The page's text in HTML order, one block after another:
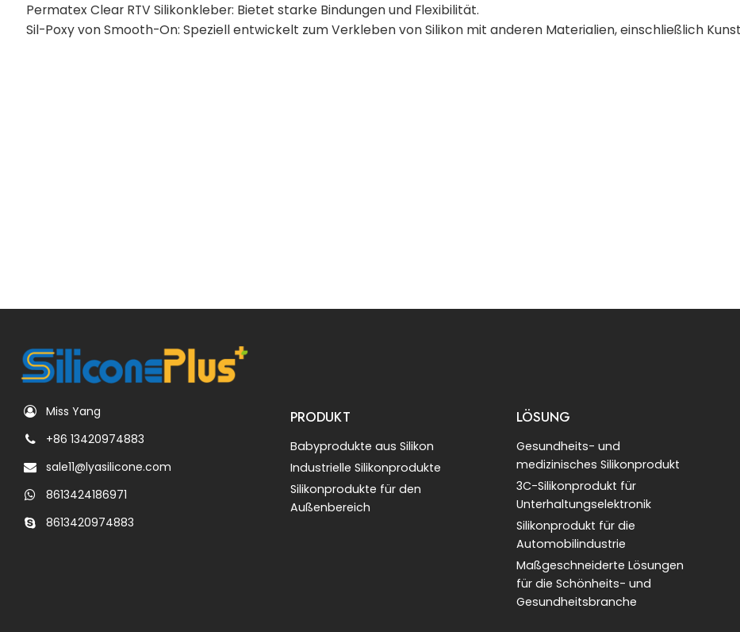
Permatex Clear RTV Silikonkleber: Bietet starke Bindungen und Flexibilität.
Sil-Poxy von Smooth-On: Speziell entwickelt zum Verkleben von Silikon mit anderen Materialien, einschließlich
Miss Yang
+86 13420974883
sale11@lyasilicone.com
8613424186971
8613420974883
PRODUKT
Babyprodukte aus Silikon
Industrielle Silikonprodukte
Silikonprodukte für den
Außenbereich
LÖSUNG
Gesundheits- und
medizinisches Silikonprodukt
3C-Silikonprodukt für
Unterhaltungselektronik
Silikonprodukt für die
Automobilindustrie
Maßgeschneiderte Lösungen
für die Schönheits- und
Gesundheitsbranche